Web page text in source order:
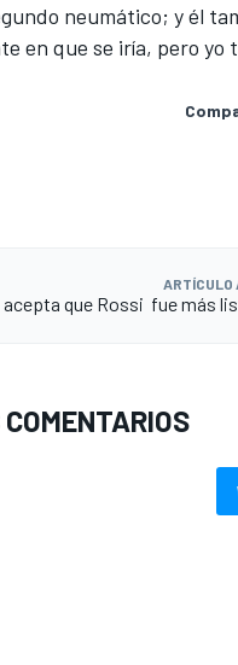
neumático; y él
en que se iría, pero
ARTÍCULO
que Rossi fue más